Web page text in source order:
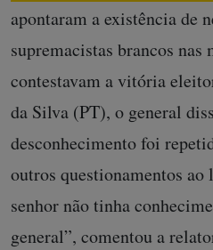
apontaram a existência de
supremacistas brancos nas
contestavam a vitória
da Silva (PT), o general
desconhecimento foi
outros questionamentos
senhor não tinha
general”, comentou a